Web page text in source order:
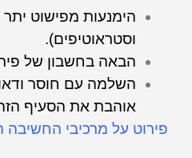
הימנעות מפישוט יתר
וסטראוטיפים).
הבאה בחשבון של
השלמה עם חוסר
אוהבת את הסעיף
פירוט על מרכיבי החשיבה